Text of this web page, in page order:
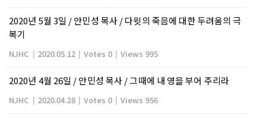
2020년 5월 3일 / 안민성 목사 / 다윗의 죽음에 대한 두려움의 극
복기
NJHC | 2020.05.12 | Votes 0 | Views 995
2020년 4월 26일 / 안민성 목사 / 그때에 내 영을 부어 주리라
NJHC | 2020.04.28 | Votes 0 | Views 956